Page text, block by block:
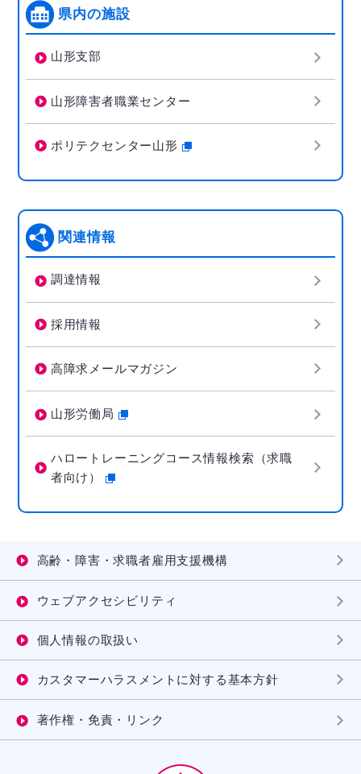
県内の施設
山形支部
山形障害者職業センター
ポリテクセンター山形
関連情報
調達情報
採用情報
高障求メールマガジン
山形労働局
ハロートレーニングコース情報検索（求職
者向け）
高齢・障害・求職者雇用支援機構
ウェブアクセシビリティ
個人情報の取扱い
カスタマーハラスメントに対する基本方針
著作権・免責・リンク